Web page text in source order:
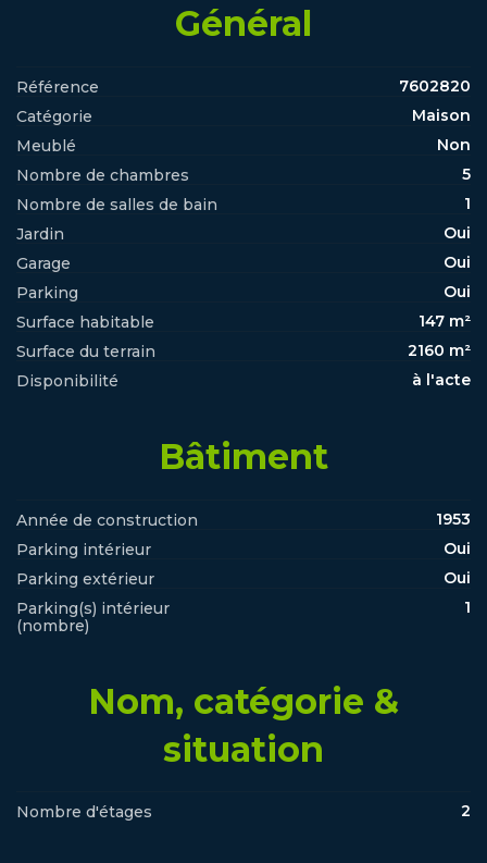
Général
Référence
7602820
Catégorie
Maison
Meublé
Non
Nombre de chambres
5
Nombre de salles de bain
1
Jardin
Oui
Garage
Oui
Parking
Oui
Surface habitable
147 m²
Surface du terrain
2160 m²
Disponibilité
à l'acte
Bâtiment
Année de construction
1953
Parking intérieur
Oui
Parking extérieur
Oui
Parking(s) intérieur
(nombre)
1
Nom, catégorie &
situation
Nombre d'étages 2